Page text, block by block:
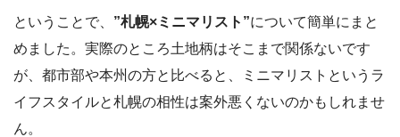
ということで、 ”札幌×ミニマリスト”について簡単にまと
めました。実際のところ土地柄はそこまで関係ないです
が、都市部や本州の方と比べると、ミニマリストというラ
イフスタイルと札幌の相性は案外悪くないのかもしれませ
ん。